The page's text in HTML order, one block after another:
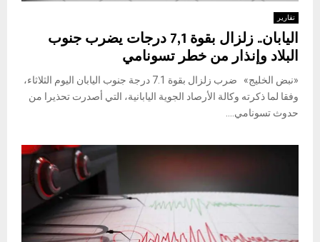
تقارير
اليابان.. زلزال بقوة 7,1 درجات يضرب جنوب
البلاد وإنذار من خطر تسونامي
«نبض الخليج» ضرب زلزال بقوة 7.1 درجة جنوب اليابان اليوم الثلاثاء،
وفقا لما ذكرته وكالة الأرصاد الجوية اليابانية، التي أصدرت تحذيرا من
حدوث تسونامي....